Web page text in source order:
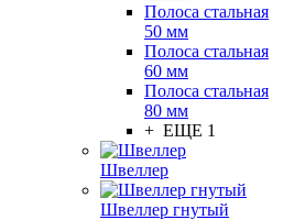
Полоса стальная
50 мм
Полоса стальная
60 мм
Полоса стальная
80 мм
+ ЕЩЕ 1
Швеллер
Швеллер гнутый